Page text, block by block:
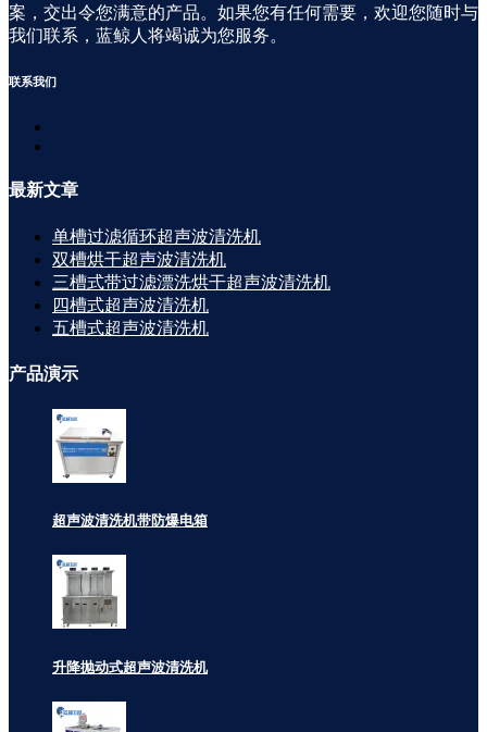
案，交出令您满意的产品。如果您有任何需要，欢迎您随时与
我们联系，蓝鲸人将竭诚为您服务。
联系我们
最新文章
单槽过滤循环超声波清洗机
双槽烘干超声波清洗机
三槽式带过滤漂洗烘干超声波清洗机
四槽式超声波清洗机
五槽式超声波清洗机
产品演示
超声波清洗机带防爆电箱
升降抛动式超声波清洗机